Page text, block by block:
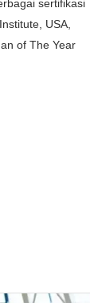
sertifikasi
USA,
of The Year